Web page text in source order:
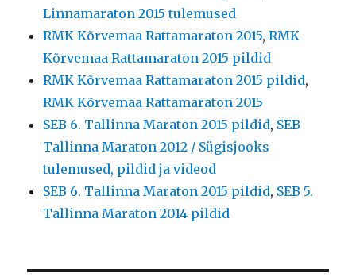
Linnamaraton 2015 tulemused
RMK Kõrvemaa Rattamaraton 2015,RMK
Kõrvemaa Rattamaraton 2015 pildid
RMK Kõrvemaa Rattamaraton 2015 pildid,
RMK Kõrvemaa Rattamaraton 2015
SEB 6. Tallinna Maraton 2015 pildid, SEB
Tallinna Maraton 2012 / Sügisjooks
tulemused, pildid ja videod
SEB 6. Tallinna Maraton 2015 pildid, SEB 5.
Tallinna Maraton 2014 pildid